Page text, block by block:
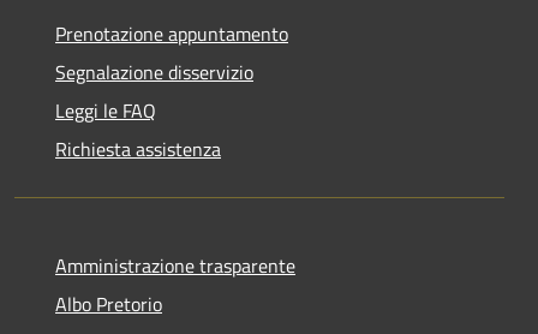
Prenotazione appuntamento
Segnalazione disservizio
Leggi le FAQ
Richiesta assistenza
Amministrazione trasparente
Albo Pretorio